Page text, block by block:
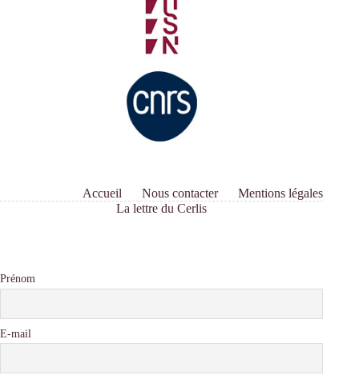
Accueil Nous contacter
Mentions légales
La lettre du Cerlis
Prénom
E-mail